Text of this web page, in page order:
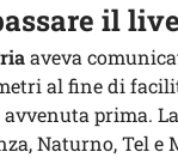
il
aveva
al fine di
prima.
Naturno, Tel e